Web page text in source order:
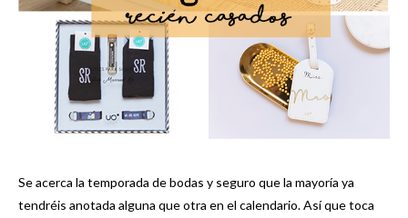
Se acerca la temporada de bodas y seguro que la mayoría ya
tendréis anotada alguna que otra en el calendario. Así que toca